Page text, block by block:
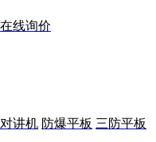
在线询价
讲机 防爆平板 三防平板